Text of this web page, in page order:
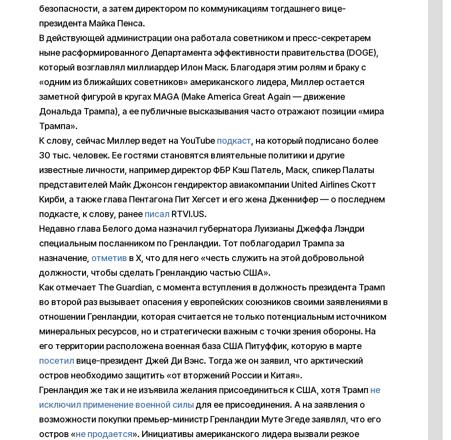
безопасности, а затем директором по коммуникациям тогдашнего вице-
президента Майка Пенса.
В действующей администрации она работала советником и пресс-секретарем
ныне расформированного Департамента эффективности правительства (DOGE),
который возглавлял миллиардер Илон Маск. Благодаря этим ролям и браку с
«одним из ближайших советников» американского лидера, Миллер остается
заметной фигурой в кругах MAGA (Make America Great Again — движение
Дональда Трампа), а ее публичные высказывания часто отражают позиции «мира
Трампа».
К слову, сейчас Миллер ведет на YouTube подкаст, на который подписано более
30 тыс. человек. Ее гостями становятся влиятельные политики и другие
известные личности, например директор ФБР Кэш Патель, Маск, спикер Палаты
представителей Майк Джонсон гендиректор авиакомпании United Airlines Скотт
Кирби, а также глава Пентагона Пит Хегсет и его жена Дженнифер — о последнем
подкасте, к слову, ранее писал RTVI.US.
Недавно глава Белого дома назначил губернатора Луизианы Джеффа Лэндри
специальным посланником по Гренландии. Тот поблагодарил Трампа за
назначение, отметив в Х, что для него «честь служить на этой добровольной
должности, чтобы сделать Гренландию частью США».
Как отмечает The Guardian, с момента вступления в должность президента Трамп
во второй раз вызывает опасения у европейских союзников своими заявлениями в
отношении Гренландии, которая считается не только потенциальным источником
минеральных ресурсов, но и стратегически важным с точки зрения обороны. На
его территории расположена военная база США Питуффик, которую в марте
посетил вице-президент Джей Ди Вэнс. Тогда же он заявил, что арктический
остров необходимо защитить «от вторжений России и Китая».
Гренландия же так и не изъявила желания присоединиться к США, хотя Трамп не
исключил применение военной силы для ее присоединения. А на заявления о
возможности покупки премьер-министр Гренландии Муте Эгеде заявлял, что его
остров «не продается». Инициативы американского лидера вызвали резкое